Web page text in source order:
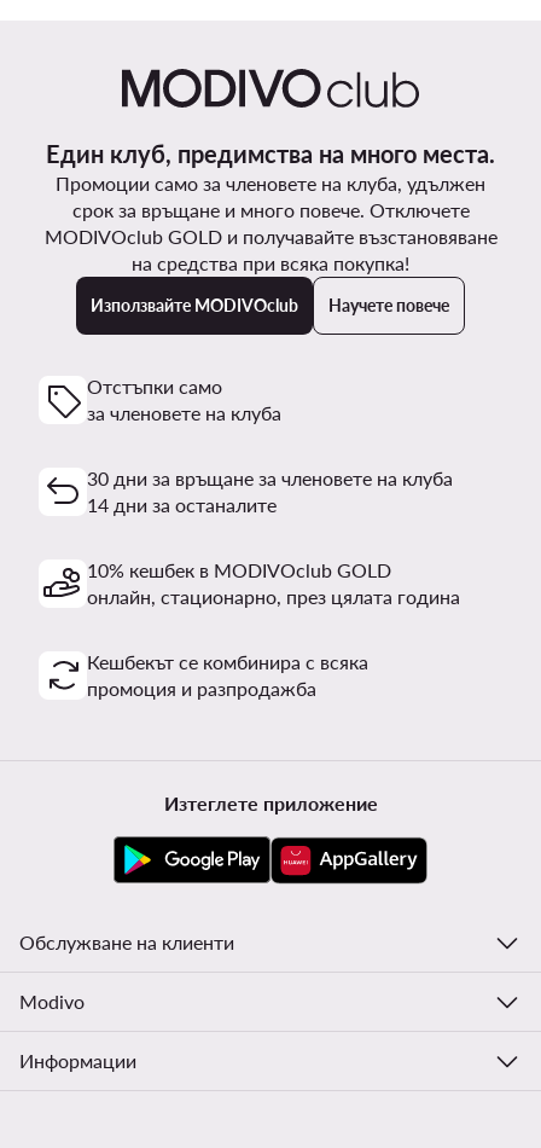
Един клуб, предимства на много места.
Промоции само за членовете на клуба, удължен
срок за връщане и много повече. Отключете
MODIVOclub GOLD и получавайте възстановяване
на средства при всяка покупка!
Използвайте MODIVOclub Научете повече
Отстъпки само
за членовете на клуба
30 дни за връщане за членовете на клуба
14 дни за останалите
10% кешбек в MODIVOclub GOLD
онлайн, стационарно, през цялата година
Кешбекът се комбинира с всяка
промоция и разпродажба
Изтеглете приложение
Обслужване на клиенти
Modivo
Информации